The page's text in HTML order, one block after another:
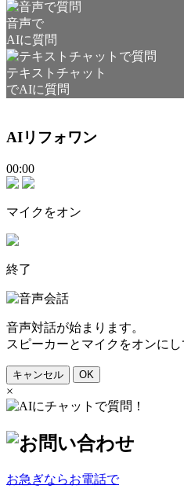
音声で
AIに質問
テキストチャット
でAIに質問
AIリフォワン
00:00
マイクをオン
終了
音声対話が始まります。
スピーカーとマイクをオンにし
キャンセル OK
×
お急ぎならお電話で